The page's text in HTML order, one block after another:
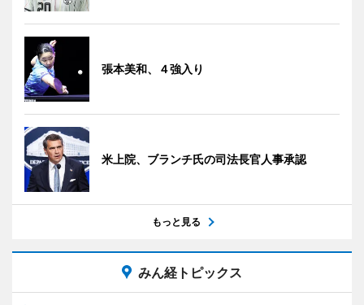
張本美和、４強入り
米上院、ブランチ氏の司法長官人事承認
もっと見る
みん経トピックス